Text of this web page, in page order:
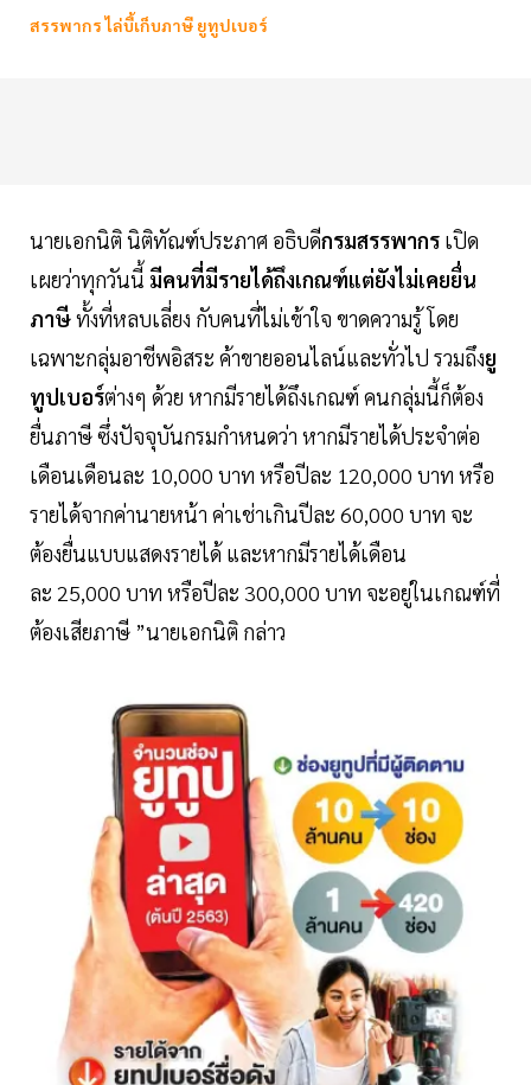
สรรพากร ไล่บี้เก็บภาษี ยูทูปเบอร์
นายเอกนิติ นิติทัณฑ์ประภาศ อธิบดีกรมสรรพากร เปิด
เผยว่าทุกวันนี้ มีคนที่มีรายได้ถึงเกณฑ์แต่ยังไม่เคยยื่น
ภาษีทั้งที่หลบเลี่ยง กับคนที่ไม่เข้าใจ ขาดความรู้ โดย
เฉพาะกลุ่มอาชีพอิสระ ค้าขายออนไลน์และทั่วไป รวมถึงยู
ทูปเบอร์ต่างๆ ด้วย หากมีรายได้ถึงเกณฑ์ คนกลุ่มนี้ก็ต้อง
ยื่นภาษี ซึ่งปัจจุบันกรมกำหนดว่า หากมีรายได้ประจำต่อ
เดือนเดือนละ 10,000 บาท หรือปีละ 120,000 บาท หรือ
รายได้จากค่านายหน้า ค่าเช่าเกินปีละ 60,000 บาท จะ
ต้องยื่นแบบแสดงรายได้ และหากมีรายได้เดือน
ละ 25,000 บาท หรือปีละ 300,000 บาท จะอยู่ในเกณฑ์ที่
ต้องเสียภาษี ”นายเอกนิติ กล่าว